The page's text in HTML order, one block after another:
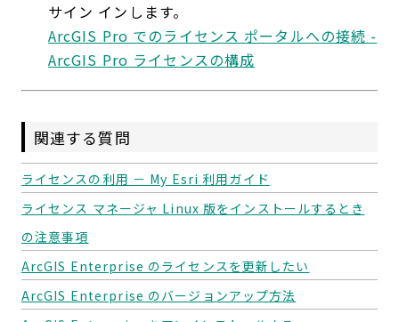
サイン インします。
ArcGIS Pro でのライセンス ポータルへの接続 -
ArcGIS Pro ライセンスの構成
関連する質問
ライセンスの利用 － My Esri 利用ガイド
ライセンス マネージャ Linux 版をインストールするとき
の注意事項
ArcGIS Enterprise のライセンスを更新したい
ArcGIS Enterprise のバージョンアップ方法